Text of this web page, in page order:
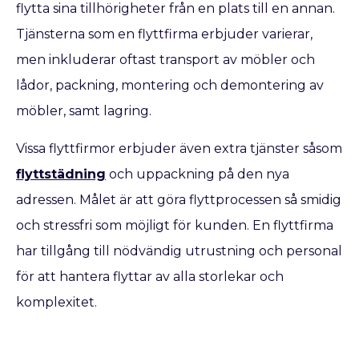
flytta sina tillhörigheter från en plats till en annan.
Tjänsterna som en flyttfirma erbjuder varierar,
men inkluderar oftast transport av möbler och
lådor, packning, montering och demontering av
möbler, samt lagring.
Vissa flyttfirmor erbjuder även extra tjänster såsom
flyttstädning och uppackning på den nya
adressen. Målet är att göra flyttprocessen så smidig
och stressfri som möjligt för kunden. En flyttfirma
har tillgång till nödvändig utrustning och personal
för att hantera flyttar av alla storlekar och
komplexitet.